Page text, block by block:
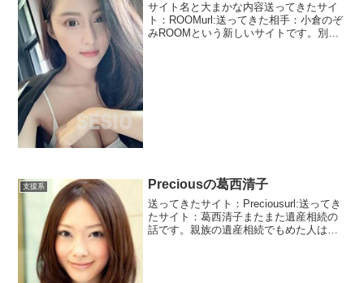
サイト名と大まかな内容送ってきたサイ
ト：ROOMurl:送ってきた相手：小倉のぞ
みROOMという新しいサイトです。別の
支援系 Preciousの葛西清子
送ってきたサイト：Preciousurl:送ってき
たサイト：葛西清子またまた遺産相続の
話です。親族の遺産相続でもめた人は弁